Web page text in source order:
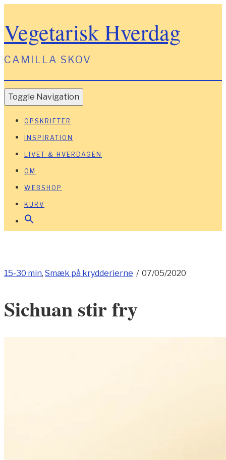
Vegetarisk Hverdag
CAMILLA SKOV
Toggle Navigation
OPSKRIFTER
INSPIRATION
LIVET & HVERDAGEN
OM
WEBSHOP
KURV
15-30 min, Smæk på krydderierne / 07/05/2020
Sichuan stir fry